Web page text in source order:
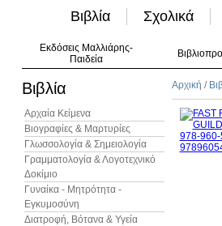
Βιβλία Σχολικά
Εκδόσεις Μαλλιάρης-
Παιδεία
Βιβλία
Αρχαία Κείμενα
Βιογραφίες & Μαρτυρίες
Γλωσσολογία & Σημειολογία
Γραμματολογία & Λογοτεχνικό
Δοκίμιο
Γυναίκα - Μητρότητα -
Εγκυμοσύνη
Διατροφή, Βότανα & Υγεία
Αρχική /